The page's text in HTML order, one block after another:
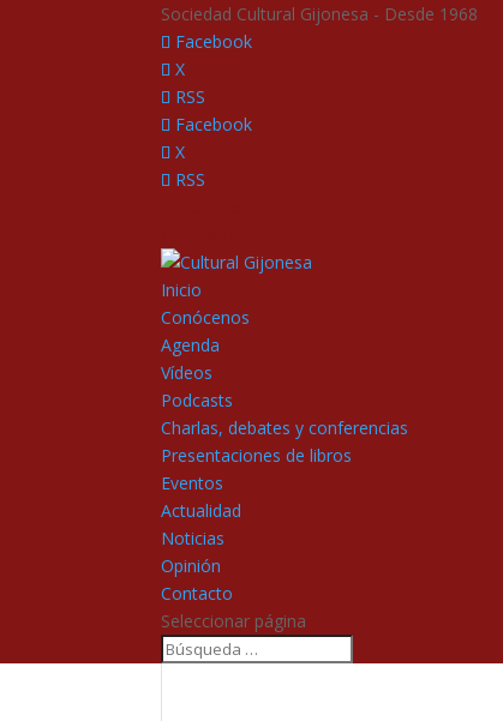
Sociedad Cultural Gijonesa - Desde 1968
Facebook
X
RSS
Facebook
X
RSS
Inicio
Conócenos
Agenda
Vídeos
Podcasts
Charlas, debates y conferencias
Presentaciones de libros
Eventos
Actualidad
Noticias
Opinión
Contacto
Seleccionar página